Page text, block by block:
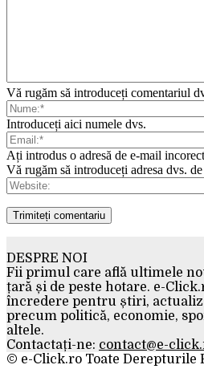
Vă rugăm să introduceți comentariul
Introduceți aici numele dvs.
Ați introdus o adresă de e-mail
Vă rugăm să introduceți adresa dvs.
DESPRE NOI
Fii primul care află ultimele
țară și de peste hotare. e-
încredere pentru știri,
precum politică, economie,
altele.
Contactați-ne: contact@e-
© e-Click.ro Toate Derepturile